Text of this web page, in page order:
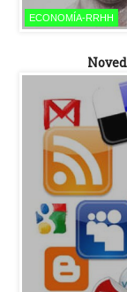
ECONOMÍA-RRHH